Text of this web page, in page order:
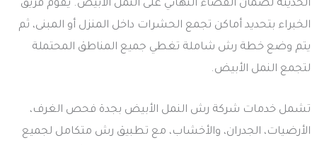
الحديثة لضمان القضاء النهائي على النمل الأبيض. يقوم فريق
الخبراء بتحديد أماكن تجمع الحشرات داخل المنزل أو المبنى، ثم
يتم وضع خطة رش شاملة تغطي جميع المناطق المحتملة
لتجمع النمل الأبيض.
تشمل خدمات شركة رش النمل الأبيض بجدة فحص الغرف،
الأرضيات، الجدران، والأخشاب، مع تطبيق رش متكامل لجميع